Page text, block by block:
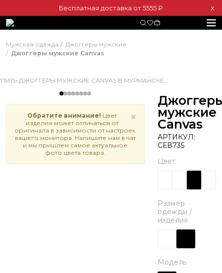
Бесплатная доставка от 5555 ₽ Х
Мужская одежда
Джоггеры мужские
Джоггеры мужские Canvas
×
Обратите внимание! Цвет
изделия может отличаться от
оригинала в зависимости от настроек
вашего монитора. Напишите нам в чат
и мы пришлем самое актуальное
фото цвета товара.
мужские
Canvas
АРТИКУЛ:
СЕВ735
Цвет
Размер
одежды /
изделия
Модель